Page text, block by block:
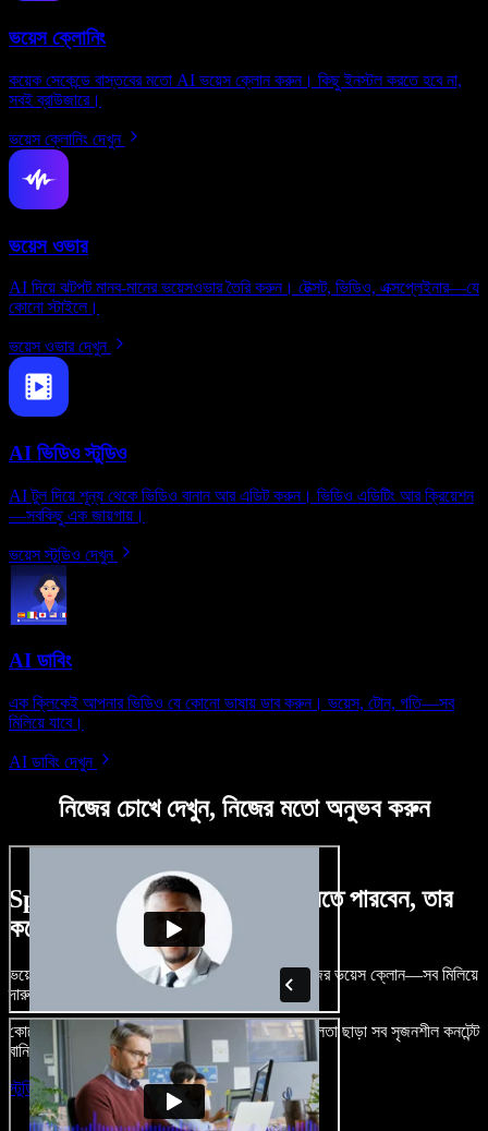
ভয়েস ক্লোনিং
কয়েক সেকেন্ডে বাস্তবের মতো AI ভয়েস ক্লোন করুন। কিছু ইনস্টল করতে হবে না,
সবই ব্রাউজারে।
ভয়েস ক্লোনিং দেখুন
ভয়েস ওভার
AI দিয়ে ঝটপট মানব-মানের ভয়েসওভার তৈরি করুন। টেক্সট, ভিডিও, এক্সপ্লেইনার—যে
কোনো স্টাইলে।
ভয়েস ওভার দেখুন
AI ভিডিও স্টুডিও
AI টুল দিয়ে শূন্য থেকে ভিডিও বানান আর এডিট করুন। ভিডিও এডিটিং আর ক্রিয়েশন
—সবকিছু এক জায়গায়।
ভয়েস স্টুডিও দেখুন
AI ডাবিং
এক ক্লিকেই আপনার ভিডিও যে কোনো ভাষায় ডাব করুন। ভয়েস, টোন, গতি—সব
মিলিয়ে যাবে।
AI ডাবিং দেখুন
নিজের চোখে দেখুন, নিজের মতো অনুভব করুন
Speechify Studio দিয়ে কী কী করতে পারবেন, তার
কয়েকটা উদাহরণ দেখুন
ভয়েসওভার, রয়্যালটি-ফ্রি ছবি, অডিও, ভিডিও যোগ, নিজের ভয়েস ক্লোন—সব মিলিয়ে
দারুণ মনে রাখার মতো অডিও-ভিডিও প্রজেক্ট বানান।
কোনো শেখার ঝামেলা নেই, শুধু ব্রাউজারে খুলুন—আর দুর্বলতা ছাড়া সব সৃজনশীল কনটেন্ট
বানিয়ে ফেলুন।
স্টুডিও চালু করুন